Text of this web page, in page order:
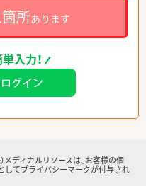
所あります
入力！
メディカルリソースは、お客様の個
してプライバシーマークが付与され